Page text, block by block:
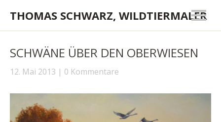
THOMAS SCHWARZ, WILDTIERMALER
SCHWÄNE ÜBER DEN OBERWIESEN
12. Mai 2013 0 Kommentare